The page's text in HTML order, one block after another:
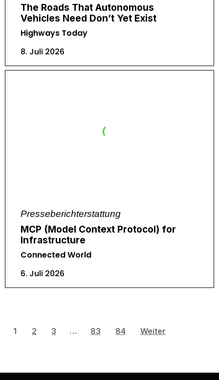
The Roads That Autonomous
Vehicles Need Don’t Yet Exist
Highways Today
8. Juli 2026
Presseberichterstattung
MCP (Model Context Protocol) for
Infrastructure
Connected World
6. Juli 2026
1 2 3 … 83 84 Weiter